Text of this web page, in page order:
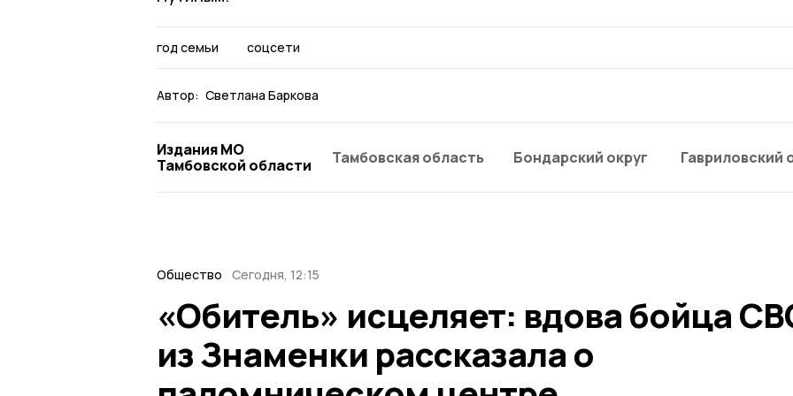
год семьи соцсети
Автор: Светлана Баркова
Издания МО
Тамбовской области
Тамбовская область Бондарский округ Гавриловский
Общество Сегодня, 12:15
«Обитель» исцеляет: вдова бойца
из Знаменки рассказала о